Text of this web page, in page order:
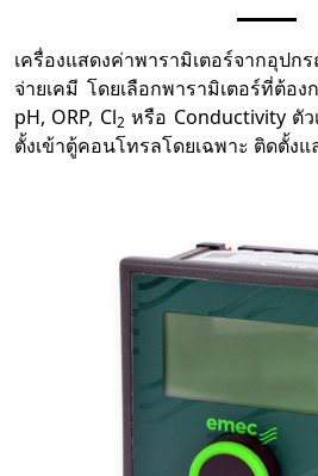
เครื่องแสดงค่าพารามิเตอร์จากอุป
จ่ายเคมี โดยเลือกพารามิเตอร์ที่ต้อ
pH, ORP, Cl2 หรือ Conductivity ตั
ตั้งเข้าตู้คอนโทรลโดยเฉพาะ ติดตั้งแ